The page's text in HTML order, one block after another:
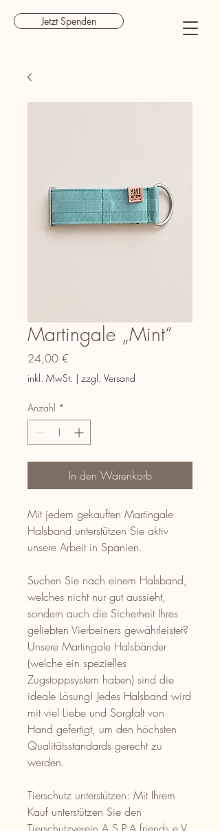
Jetzt Spenden
Martingale „Mint“
24,00 €
inkl. MwSt. | zzgl. Versand
Anzahl *
In den Warenkorb
Mit jedem gekauften Martingale
Halsband unterstützen Sie aktiv
unsere Arbeit in Spanien.
Suchen Sie nach einem Halsband,
welches nicht nur gut aussieht,
sondern auch die Sicherheit Ihres
geliebten Vierbeiners gewährleistet?
Unsere Martingale Halsbänder
(welche ein spezielles
Zugstoppsystem haben) sind die
ideale Lösung! Jedes Halsband wird
mit viel Liebe und Sorgfalt von
Hand gefertigt, um den höchsten
Qualitätsstandards gerecht zu
werden.
Tierschutz unterstützen: Mit Ihrem
Kauf unterstützen Sie den